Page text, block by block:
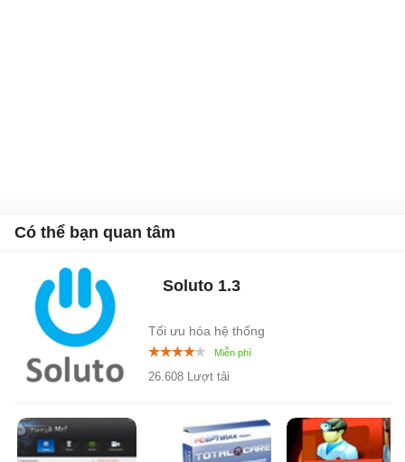
Có thể bạn quan tâm
Soluto 1.3
Tối ưu hóa hệ thống
26.608 Lượt tải